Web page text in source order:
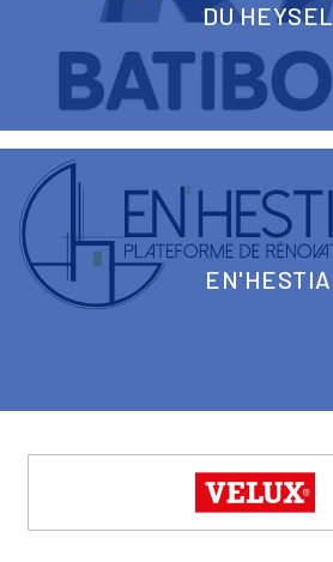
DU HEYSEL
EN'HESTIA